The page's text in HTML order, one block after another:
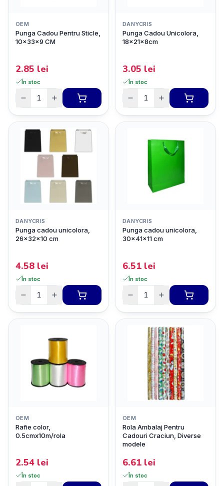
OEM
Punga Cadou Pentru Sticle,
10x33x9 CM
2.85 lei
În stoc
DANYCRIS
Punga Cadou Unicolora,
18x21x8cm
3.05 lei
În stoc
DANYCRIS
Punga cadou unicolora,
26x32x10 cm
4.58 lei
În stoc
DANYCRIS
Punga cadou unicolora,
30x41x11 cm
6.51 lei
În stoc
OEM
Rafie color,
0.5cmx10m/rola
2.54 lei
În stoc
OEM
Rola Ambalaj Pentru
Cadouri Craciun, Diverse
modele
6.61 lei
În stoc